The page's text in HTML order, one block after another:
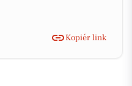
Kopiér link